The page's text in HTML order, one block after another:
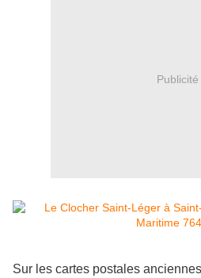
Publicité
Sur les cartes postales